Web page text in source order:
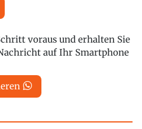
voraus und erhalten Sie
auf Ihr Smartphone